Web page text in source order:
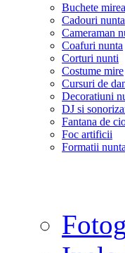
Buchete
Cadouri nunta
Cameraman
Coafuri nunta
Corturi nunti
Costume mire
Cursuri de
Decoratiuni
DJ si
Fantana de
Foc artificii
Formatii nunta